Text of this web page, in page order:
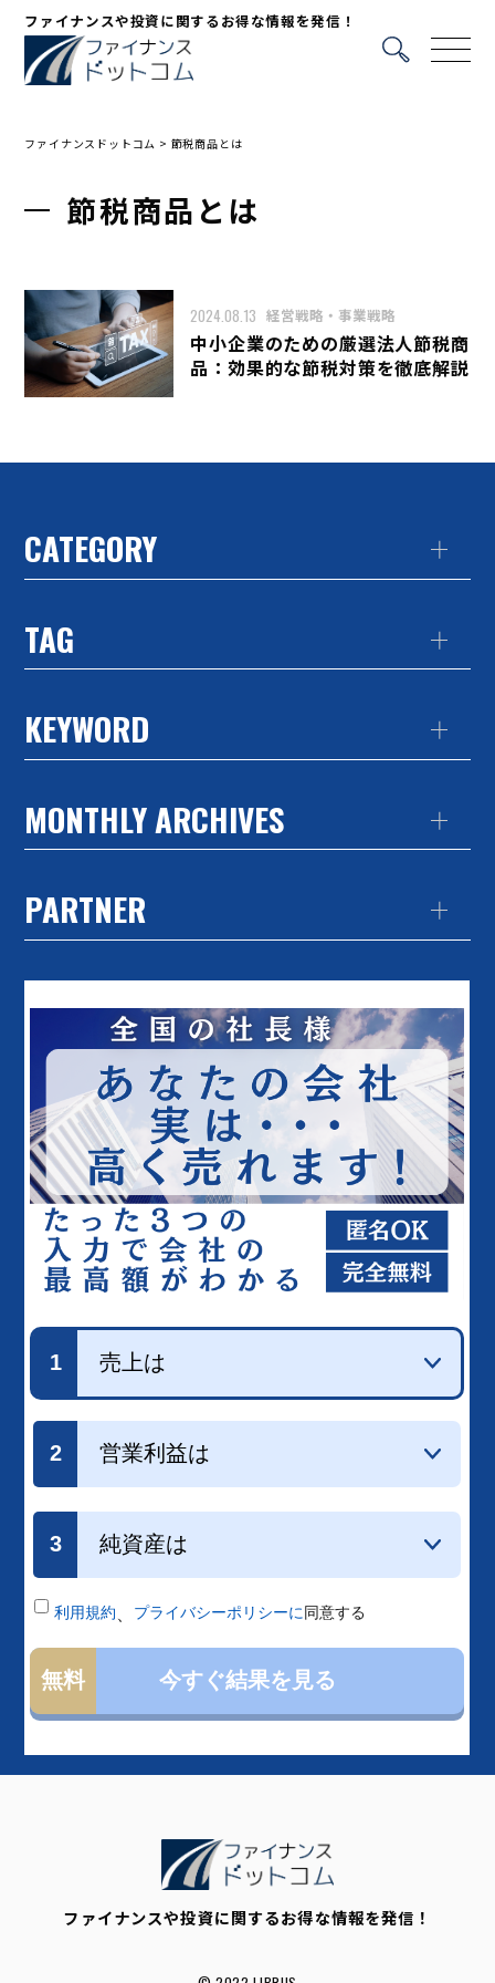
ファイナンスや投資に関するお得な情報を発信！
ファイナンスドットコム > 節税商品とは
節税商品とは
2024.08.13 経営戦略・事業戦略
中小企業のための厳選法人節税商
品：効果的な節税対策を徹底解説
CATEGORY
TAG
KEYWORD
MONTHLY ARCHIVES
PARTNER
ファイナンスや投資に関するお得な情報を発信！